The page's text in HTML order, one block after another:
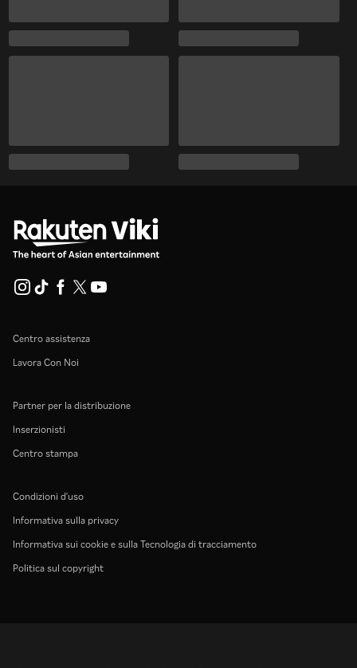
Centro assistenza
Lavora Con Noi
Partner per la distribuzione
Inserzionisti
Centro stampa
Condizioni d'uso
Informativa sulla privacy
Informativa sui cookie e sulla Tecnologia di tracciamento
Politica sul copyright